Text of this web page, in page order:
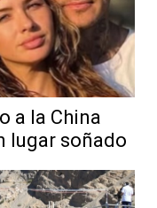
a la China
lugar soñado